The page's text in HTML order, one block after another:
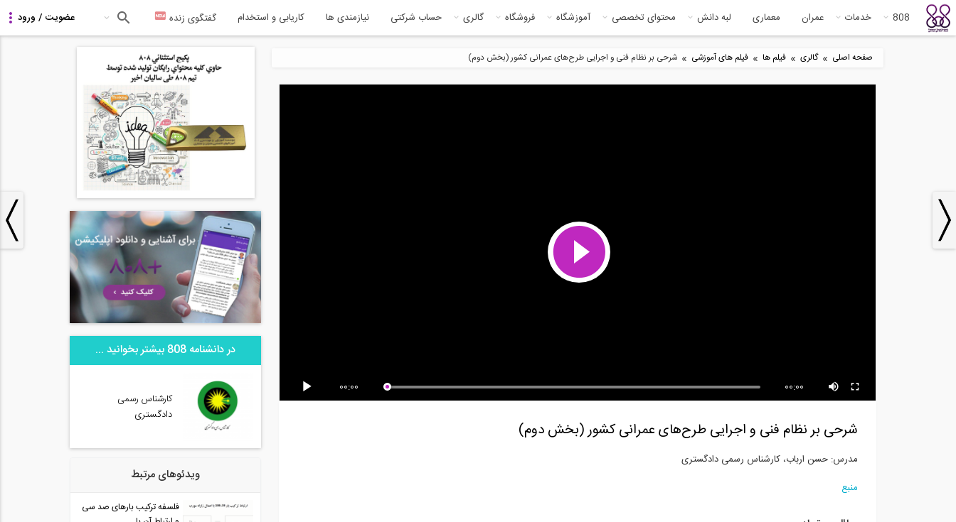
808 خدمات عمران معماری لبه دانش محتوای تخصصی آموزشگاه فروشگاه گالری حساب شرکتی نیازمندی ها کاریابی و استخدام گفتگوی زنده
صفحه اصلی » گالری » فیلم ها » فیلم های آموزشی » شرحی بر نظام فنی و اجرایی طرح‌های عمرانی کشور (بخش دوم)
00:00 00:00
شرحی بر نظام فنی و اجرایی طرح‌های عمرانی کشور (بخش دوم)
مدرس: حسن ارباب، کارشناس رسمی دادگستری
منبع
در دانشنامه 808 بیشتر بخوانید ...
کارشناس رسمی
دادگستری
ویدئوهای مرتبط
فلسفه ترکیب بارهای صد سی